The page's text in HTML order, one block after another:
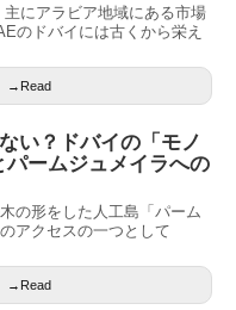
にアラビア地域にある市場
のドバイには古くから栄え
→Read
い？ドバイの「モノ
パームジュメイラへの
の形をした人工島「パーム
アクセスの一つとして
→Read